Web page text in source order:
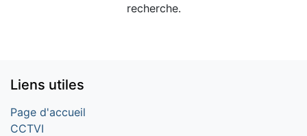
recherche.
Liens utiles
Page d'accueil
CCTVI